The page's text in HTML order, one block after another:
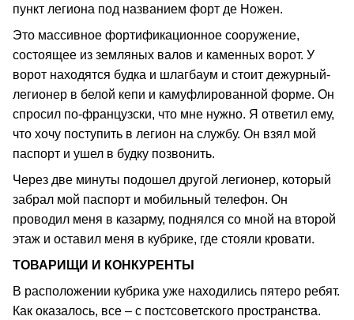
пункт легиона под названием форт де Ножен.
Это массивное фортификационное сооружение,
состоящее из земляных валов и каменных ворот. У
ворот находятся будка и шлагбаум и стоит дежурный-
легионер в белой кепи и камуфлированной форме. Он
спросил по-французски, что мне нужно. Я ответил ему,
что хочу поступить в легион на службу. Он взял мой
паспорт и ушел в будку позвонить.
Через две минуты подошел другой легионер, который
забрал мой паспорт и мобильный телефон. Он
проводил меня в казарму, поднялся со мной на второй
этаж и оставил меня в кубрике, где стояли кровати.
ТОВАРИЩИ И КОНКУРЕНТЫ
В расположении кубрика уже находились пятеро ребят.
Как оказалось, все – с постсоветского пространства.